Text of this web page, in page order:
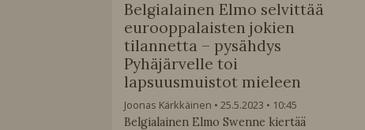
Belgialainen Elmo selvittää
eurooppalaisten jokien
tilannetta – pysähdys
Pyhäjärvelle toi
lapsuusmuistot mieleen
Joonas Kärkkäinen 25.5.2023
10:45
Belgialainen Elmo Swenne kiertää